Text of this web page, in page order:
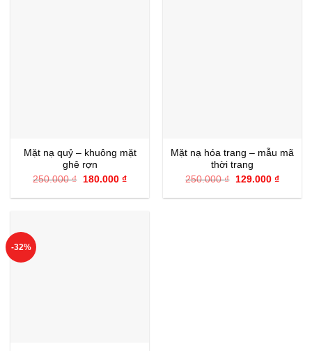
Mặt nạ quỷ – khuông mặt
ghê rợn
250.000₫
Giá
là:
180.000 ₫Giá
tại
Mặt nạ hóa trang – mẫu mã
thời trang
250.000₫
Giá
là:
129.000 ₫Giá
tại
-32%